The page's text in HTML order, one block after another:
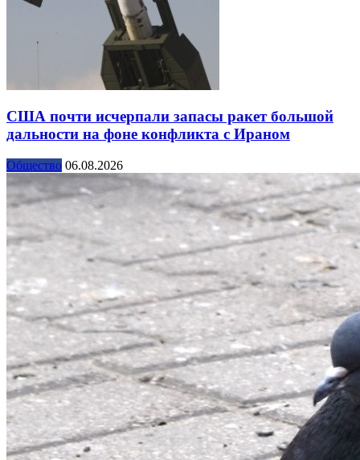
США почти исчерпали запасы ракет большой
дальности на фоне конфликта с Ираном
Общество 06.08.2026